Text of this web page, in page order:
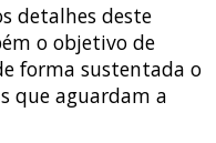
detalhes deste
o objetivo de
forma sustentada o
que aguardam a